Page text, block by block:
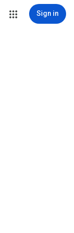
Sign in